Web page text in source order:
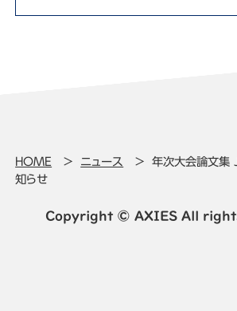
HOME ニュース
年次大会論文集
知らせ
Copyright © AXIES All